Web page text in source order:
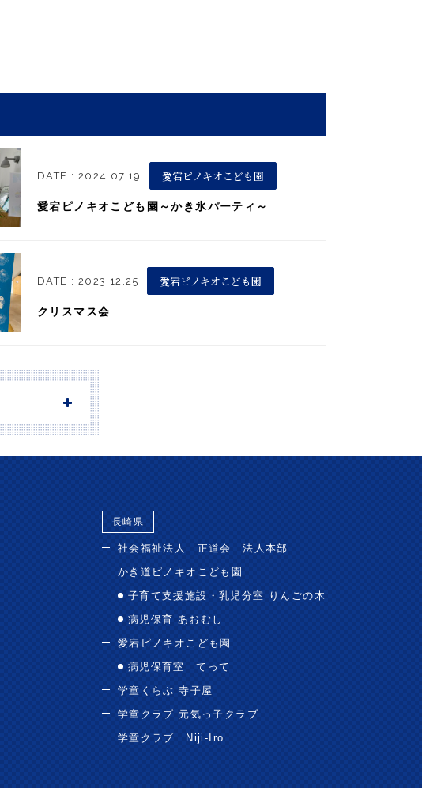
DATE : 2024.07.19 愛宕ピノキオこども園
愛宕ピノキオこども園～かき氷パーティ～
DATE : 2023.12.25 愛宕ピノキオこども園
クリスマス会
長崎県
社会福祉法人 正道会 法人本部
かき道ピノキオこども園
子育て支援施設・乳児分室 りんごの木
病児保育 あおむし
愛宕ピノキオこども園
病児保育室 てって
学童くらぶ 寺子屋
学童クラブ 元気っ子クラブ
学童クラブ Niji-Iro